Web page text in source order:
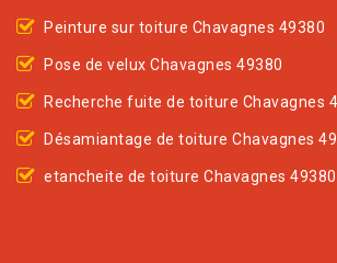
Peinture sur toiture Chavagnes 49380
Pose de velux Chavagnes 49380
Recherche fuite de toiture Chavagnes
Désamiantage de toiture Chavagnes
etancheite de toiture Chavagnes 49380